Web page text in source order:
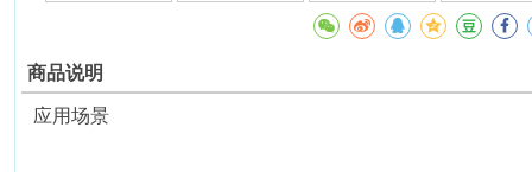
商品说明
应用场景